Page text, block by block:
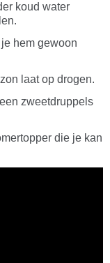
koud water
hem gewoon
laat op drogen.
zweetdruppels
die je kan